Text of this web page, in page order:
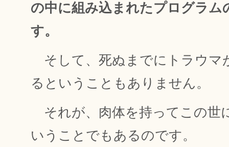
の中に組み込まれたプログラム
す。
そして、死ぬまでにトラウマ
るということもありません。
それが、肉体を持ってこの世
いうことでもあるのです。